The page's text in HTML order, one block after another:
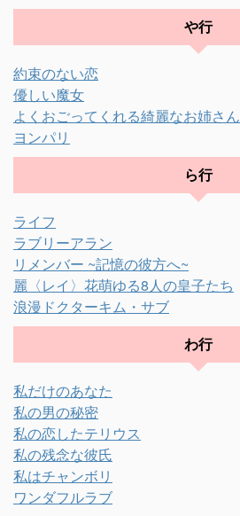
や行
約束のない恋
優しい魔女
よくおごってくれる綺麗なお姉さん
ヨンパリ
ら行
ライフ
ラブリーアラン
リメンバー ~記憶の彼方へ~
麗〈レイ〉花萌ゆる8人の皇子たち
浪漫ドクターキム・サブ
わ行
私だけのあなた
私の男の秘密
私の恋したテリウス
私の残念な彼氏
私はチャンボリ
ワンダフルラブ